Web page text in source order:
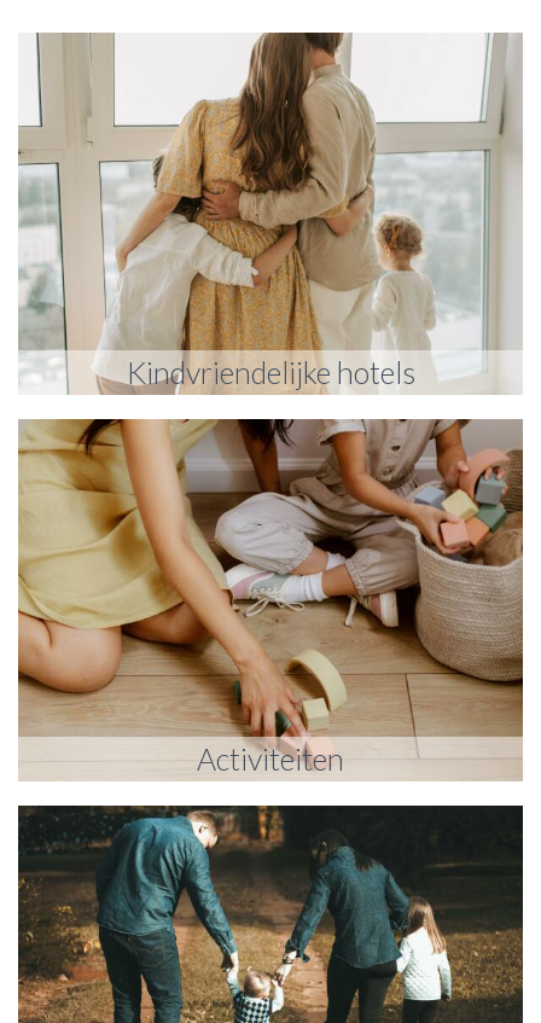
Kindvriendelijke hotels
Activiteiten